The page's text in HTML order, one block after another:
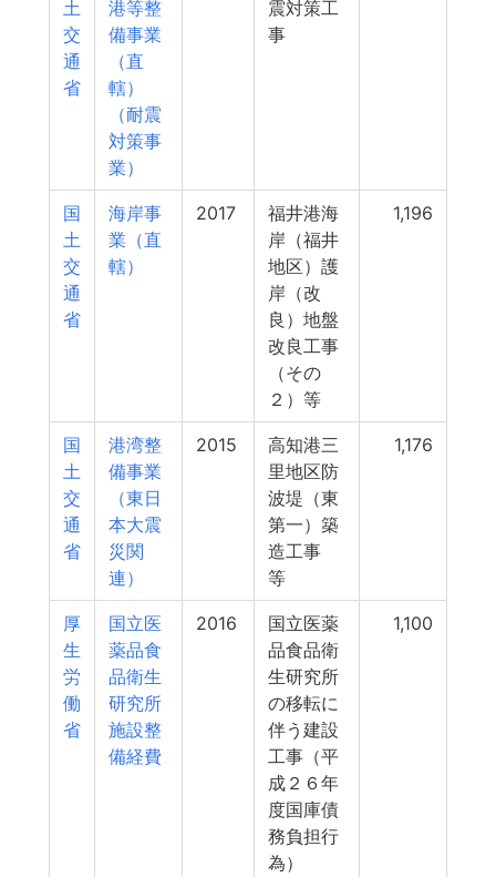
土
交
通
省
港等整
備事業
（直
轄）
（耐震
対策事
業）
震対策工
事
国
土
交
通
省
海岸事
業（直
轄）
2017
福井港海
岸（福井
地区）護
岸（改
良）地盤
改良工事
（その
２）等
1,196
国
土
交
通
省
港湾整
備事業
（東日
本大震
災関
連）
2015
高知港三
里地区防
波堤（東
第一）築
造工事
等
1,176
厚
生
労
働
省
国立医
薬品食
品衛生
研究所
施設整
備経費
2016
国立医薬
品食品衛
生研究所
の移転に
伴う建設
工事（平
成２６年
度国庫債
務負担行
為）
1,100